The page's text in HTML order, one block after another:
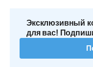
Эксклюзивный
для вас!